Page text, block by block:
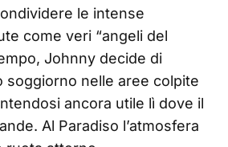
le intense
come veri “angeli del
Johnny decide di
soggiorno nelle aree colpite
ancora utile lì dove il
Al Paradiso l’atmosfera